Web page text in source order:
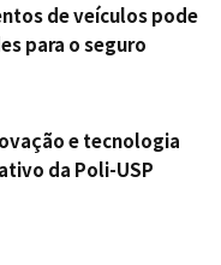
de veículos pode
para o seguro
e tecnologia
da Poli-USP